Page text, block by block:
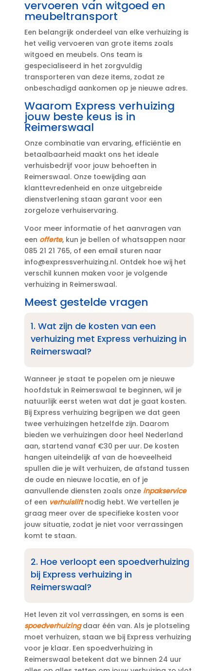
vervoeren van witgoed en
meubeltransport
Een belangrijk onderdeel van elke verhuizing is
het veilig vervoeren van grote items zoals
witgoed en meubels.​ Ons team is
gespecialiseerd in het zorgvuldig
transporteren van deze items, zodat ze
onbeschadigd aankomen op je nieuwe adres.​
Waarom Express verhuizing
jouw beste keus is in
Reimerswaal
Onze combinatie van ervaring, efficiëntie en
betaalbaarheid maakt ons het ideale
verhuisbedrijf voor jouw behoeften in
Reimerswaal.​ Onze toewijding aan
klanttevredenheid en onze uitgebreide
dienstverlening staan garant voor een
zorgeloze verhuiservaring.​
Voor meer informatie of het aanvragen van
een offerte, kun je bellen of whatsappen naar
085 21 21 765, of een email sturen naar
info@expressverhuizing.​nl.​ Ontdek hoe wij het
verschil kunnen maken voor je volgende
verhuizing in Reimerswaal.​
Meest gestelde vragen
1.​ Wat zijn de kosten van een
verhuizing met Express verhuizing in
Reimerswaal?
Wanneer je staat te popelen om je nieuwe
hoofdstuk in Reimerswaal te beginnen, wil je
natuurlijk eerst weten wat dat je gaat kosten.​
Bij Express verhuizing begrijpen we dat geen
twee verhuizingen hetzelfde zijn.​ Daarom
bieden we verhuizingen door heel Nederland
aan, startend vanaf €30 per uur.​ De kosten
hangen uiteindelijk af van de hoeveelheid
spullen die je wilt verhuizen, de afstand tussen
de oude en nieuwe locatie, en of je
aanvullende diensten zoals onze inpakservice
of een verhuisliftnodig hebt.​ We vertellen je
graag meer over de specifieke kosten voor
jouw situatie, zodat je niet voor verrassingen
komt te staan.​
2.​ Hoe verloopt een spoedverhuizing
bij Express verhuizing in
Reimerswaal?
Het leven zit vol verrassingen, en soms is een
spoedverhuizingdaar één van.​ Als je plotseling
moet verhuizen, staan we bij Express verhuizing
voor je klaar.​ Een spoedverhuizing in
Reimerswaal betekent dat we binnen 24 uur